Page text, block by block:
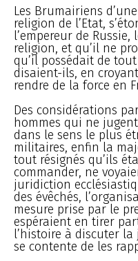
Les Brumairiens
religion de l’Etat,
l’empereur de
religion, et qu’il ne
qu’il possédait de
disaient-ils, en
rendre de la force en
Des considérations
hommes qui ne
dans le sens le plus
militaires, enfin la
tout résignés qu’ils
commander, ne
juridiction
des évêchés,
mesure prise par le
espéraient en tirer
l’histoire à discuter
se contente de les